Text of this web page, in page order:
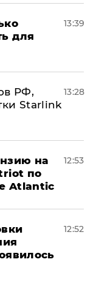
для
13:39
РФ,
Starlink
13:28
на
по
Atlantic
12:53
12:52